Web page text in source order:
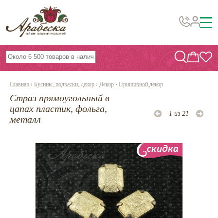
Бусины, подвески, декор
Бисер
Фурнитура
Проволока
Инструменты и материалы
Эпоксидная смола
Шнуры, ленты, нитки
По темам и сезонам
Главная › Бусины, подвески, декор › Декор › Пришивной декор
Страз прямоугольный в
цапах пластик, фольга,
металл
1 из 21